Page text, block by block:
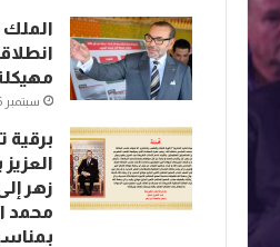
سبتمبر 25, 2025
برقية
زهر
محمد